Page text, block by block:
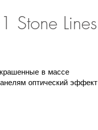
Lines
в массе
оптический эффект